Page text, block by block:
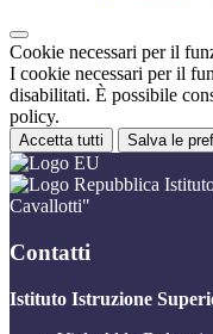
Cookie necessari per il
I cookie necessari per il
disabilitati. È possibile
policy.
Accetta tutti Salva le
Cavallotti"
Contatti
Istituto Istruzione